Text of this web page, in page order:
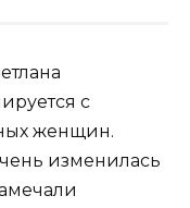
с
женщин.
изменилась